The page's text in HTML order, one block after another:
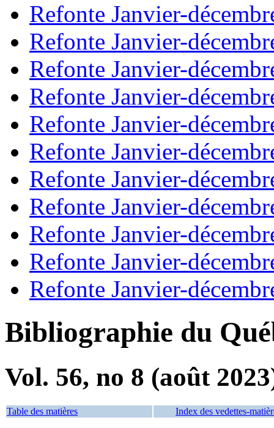
Refonte Janvier-
Refonte Janvier-
Refonte Janvier-
Refonte Janvier-
Refonte Janvier-
Refonte Janvier-
Refonte Janvier-
Refonte Janvier-
Refonte Janvier-
Refonte Janvier-
Refonte Janvier-
Bibliographie du
Vol. 56, no 8 (août
Table des matières Index des vedettes-